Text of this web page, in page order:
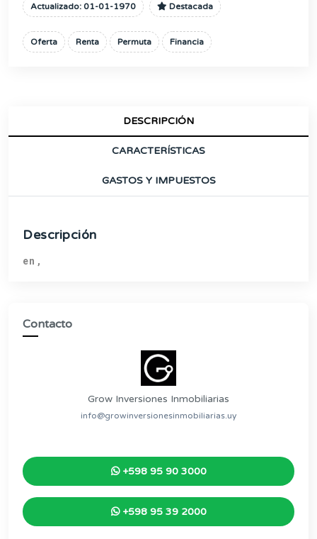
Actualizado: 01-01-1970 Destacada
Oferta Renta Permuta Financia
DESCRIPCIÓN
CARACTERÍSTICAS
GASTOS Y IMPUESTOS
Descripción
en ,
Contacto
Grow Inversiones Inmobiliarias
info@growinversionesinmobiliarias.uy
+598 95 90 3000
+598 95 39 2000